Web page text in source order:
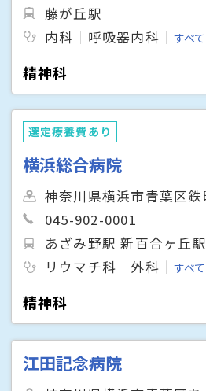
藤が丘駅
内科
呼吸器内科 すべ
精神科
選定療養費あり
横浜総合病院
神奈川県横浜市青葉区
045-902-0001
あざみ野駅 新百合ヶ丘駅
リウマチ科
外科 すべ
精神科
江田記念病院